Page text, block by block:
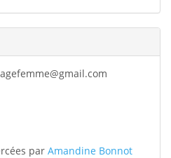
par Amandine Bonnot